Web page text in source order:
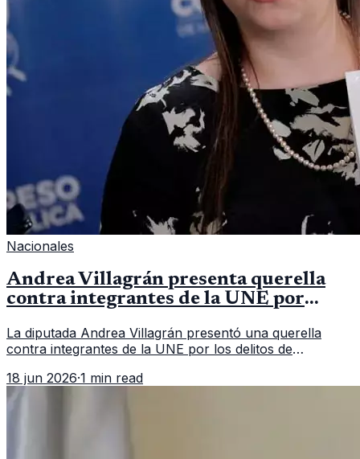
Nacionales
Andrea Villagrán presenta querella
contra integrantes de la UNE por
La diputada Andrea Villagrán presentó una querella
contra integrantes de la UNE por los delitos de
18 jun 2026·1 min read